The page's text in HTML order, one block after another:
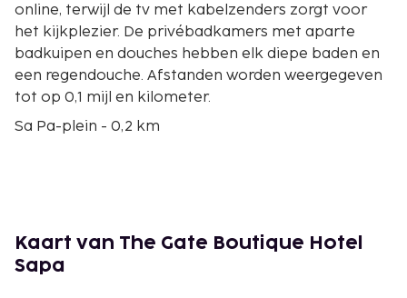
online, terwijl de tv met kabelzenders zorgt voor
het kijkplezier. De privébadkamers met aparte
badkuipen en douches hebben elk diepe baden en
een regendouche. Afstanden worden weergegeven
tot op 0,1 mijl en kilometer.
Sa Pa-plein - 0,2 km
Ham Rong-berg - 0,8 km
Hemelpoort - 1,1 km
Markt van sapa - 1,2 km
Kaart van The Gate Boutique Hotel
Sapa